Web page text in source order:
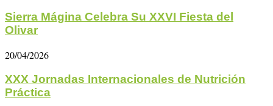
Sierra Mágina Celebra Su XXVI Fiesta del
Olivar
20/04/2026
XXX Jornadas Internacionales de Nutrición
Práctica